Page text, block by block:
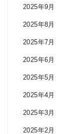
2025年9月
2025年8月
2025年7月
2025年6月
2025年5月
2025年4月
2025年3月
2025年2月